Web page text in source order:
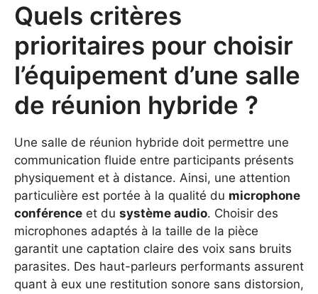
Quels critères
prioritaires pour choisir
l’équipement d’une salle
de réunion hybride ?
Une salle de réunion hybride doit permettre une
communication fluide entre participants présents
physiquement et à distance. Ainsi, une attention
particulière est portée à la qualité du microphone
conférence et du système audio. Choisir des
microphones adaptés à la taille de la pièce
garantit une captation claire des voix sans bruits
parasites. Des haut-parleurs performants assurent
quant à eux une restitution sonore sans distorsion,